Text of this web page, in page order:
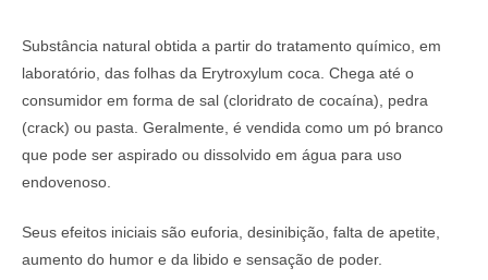
Substância natural obtida a partir do tratamento químico, em
laboratório, das folhas da Erytroxylum coca. Chega até o
consumidor em forma de sal (cloridrato de cocaína), pedra
(crack) ou pasta. Geralmente, é vendida como um pó branco
que pode ser aspirado ou dissolvido em água para uso
endovenoso.
Seus efeitos iniciais são euforia, desinibição, falta de apetite,
aumento do humor e da libido e sensação de poder.